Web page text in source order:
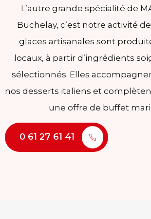
L’autre grande spécialité de
Buchelay, c’est notre activité
glaces artisanales sont
locaux, à partir d’ingrédients
sélectionnés. Elles
nos desserts italiens et
une offre de buffet
0 61 27 61 41